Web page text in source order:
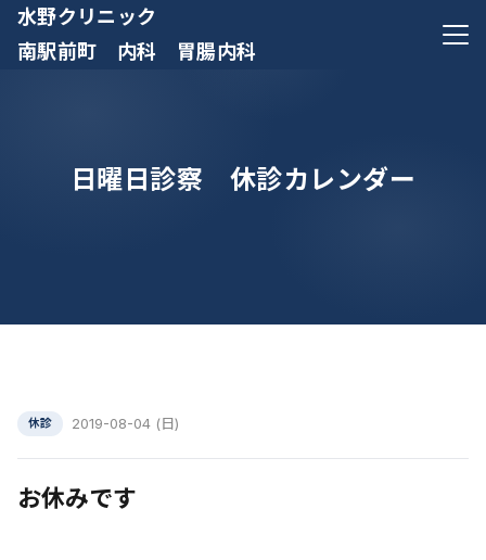
水野クリニック
南駅前町 内科 胃腸内科
メニ
日曜日診察 休診カレンダー
休診 2019-08-04 (日)
お休みです